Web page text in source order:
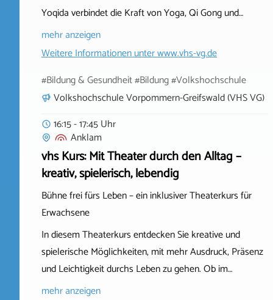
Yoqida verbindet die Kraft von Yoga, Qi Gong und…
mehr anzeigen
Weitere Informationen unterwww.vhs-vg.de
#Bildung & Gesundheit #Bildung #Volkshochschule
Volkshochschule Vorpommern-Greifswald (VHS VG)
16:15 - 17:45 Uhr
Anklam
vhs Kurs: Mit Theater durch den Alltag –
kreativ, spielerisch, lebendig
Bühne frei fürs Leben – ein inklusiver Theaterkurs für
Erwachsene
In diesem Theaterkurs entdecken Sie kreative und
spielerische Möglichkeiten, mit mehr Ausdruck, Präsenz
und Leichtigkeit durchs Leben zu gehen. Ob im…
mehr anzeigen